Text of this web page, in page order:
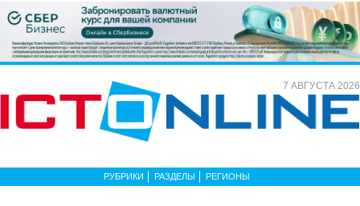
7 АВГУСТА 2026
РУБРИКИ РАЗДЕЛЫ РЕГИОНЫ